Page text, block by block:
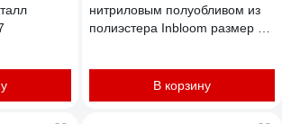
нитриловым полуобливом из
полиэстера Inbloom размер 9
В корзину